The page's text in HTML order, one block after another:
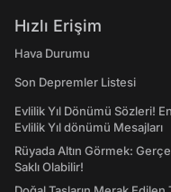
Hızlı Erişim
Hava Durumu
Son Depremler Listesi
Evlilik Yıl Dönümü Sözleri!
Evlilik Yıl dönümü Mesajları
Rüyada Altın Görmek:
Saklı Olabilir!